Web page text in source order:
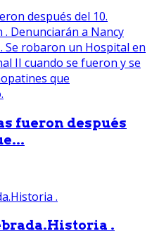
fueron después
.